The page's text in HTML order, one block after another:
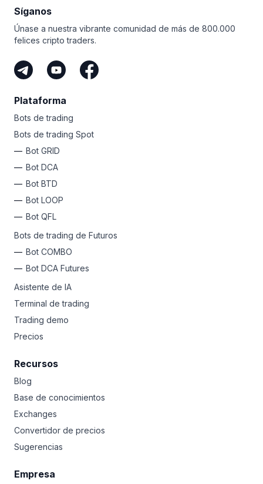
al trading.
Síganos
Únase a nuestra vibrante comunidad de más de 800.000
felices cripto traders.
Plataforma
Bots de trading
Bots de trading Spot
Bot GRID
Bot DCA
Bot BTD
Bot LOOP
Bot QFL
Bots de trading de Futuros
Bot COMBO
Bot DCA Futures
Asistente de IA
Terminal de trading
Trading demo
Precios
Recursos
Blog
Base de conocimientos
Exchanges
Convertidor de precios
Sugerencias
Empresa